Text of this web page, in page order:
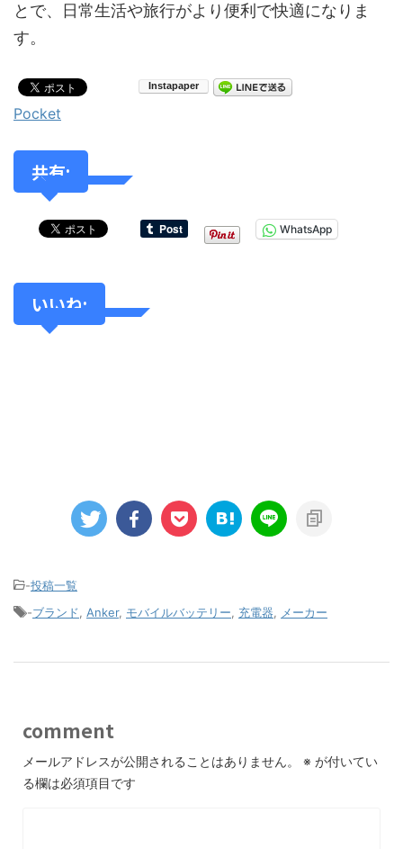
とで、日常生活や旅行がより便利で快適になりま
す。
Pocket
共有:
WhatsApp
いいね:
-投稿一覧
-ブランド Anker, モバイルバッテリー 充電器 メーカー
comment
メールアドレスが公開されることはありません。 ※ が付いてい
る欄は必須項目です